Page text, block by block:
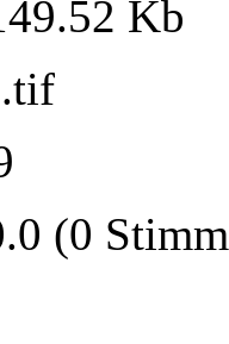
Kb
(0